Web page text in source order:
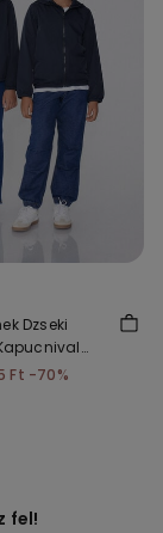
Dzseki
Ft -70%
fel!